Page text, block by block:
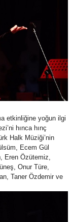
etkinliğine yoğun ilgi
hınca hınç
Halk Müziği’nin
Ecem Gül
Eren Özütemiz,
Onur Türe,
Taner Özdemir ve